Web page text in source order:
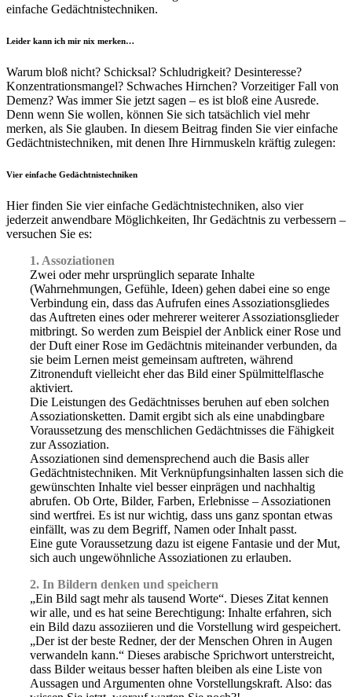
einfache Gedächtnistechniken.
Leider kann ich mir nix merken…
Warum bloß nicht? Schicksal? Schludrigkeit? Desinteresse?
Konzentrationsmangel? Schwaches Hirnchen? Vorzeitiger Fall von
Demenz? Was immer Sie jetzt sagen – es ist bloß eine Ausrede.
Denn wenn Sie wollen, können Sie sich tatsächlich viel mehr
merken, als Sie glauben. In diesem Beitrag finden Sie vier einfache
Gedächtnistechniken, mit denen Ihre Hirnmuskeln kräftig zulegen:
Vier einfache Gedächtnistechniken
Hier finden Sie vier einfache Gedächtnistechniken, also vier
jederzeit anwendbare Möglichkeiten, Ihr Gedächtnis zu verbessern –
versuchen Sie es:
1. Assoziationen
Zwei oder mehr ursprünglich separate Inhalte
(Wahrnehmungen, Gefühle, Ideen) gehen dabei eine so enge
Verbindung ein, dass das Aufrufen eines Assoziationsgliedes
das Auftreten eines oder mehrerer weiterer Assoziationsglieder
mitbringt. So werden zum Beispiel der Anblick einer Rose und
der Duft einer Rose im Gedächtnis miteinander verbunden, da
sie beim Lernen meist gemeinsam auftreten, während
Zitronenduft vielleicht eher das Bild einer Spülmittelflasche
aktiviert.
Die Leistungen des Gedächtnisses beruhen auf eben solchen
Assoziationsketten. Damit ergibt sich als eine unabdingbare
Voraussetzung des menschlichen Gedächtnisses die Fähigkeit
zur Assoziation.
Assoziationen sind demensprechend auch die Basis aller
Gedächtnistechniken. Mit Verknüpfungsinhalten lassen sich die
gewünschten Inhalte viel besser einprägen und nachhaltig
abrufen. Ob Orte, Bilder, Farben, Erlebnisse – Assoziationen
sind wertfrei. Es ist nur wichtig, dass uns ganz spontan etwas
einfällt, was zu dem Begriff, Namen oder Inhalt passt.
Eine gute Voraussetzung dazu ist eigene Fantasie und der Mut,
sich auch ungewöhnliche Assoziationen zu erlauben.
2. In Bildern denken und speichern
„Ein Bild sagt mehr als tausend Worte“. Dieses Zitat kennen
wir alle, und es hat seine Berechtigung: Inhalte erfahren, sich
ein Bild dazu assoziieren und die Vorstellung wird gespeichert.
„Der ist der beste Redner, der der Menschen Ohren in Augen
verwandeln kann.“ Dieses arabische Sprichwort unterstreicht,
dass Bilder weitaus besser haften bleiben als eine Liste von
Aussagen und Argumenten ohne Vorstellungskraft. Also: das